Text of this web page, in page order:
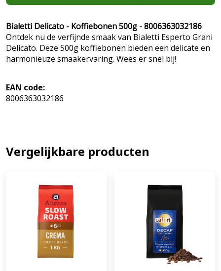
Bialetti Delicato - Koffiebonen 500g - 8006363032186
Ontdek nu de verfijnde smaak van Bialetti Esperto Grani
Delicato. Deze 500g koffiebonen bieden een delicate en
harmonieuze smaakervaring. Wees er snel bij!
EAN code:
8006363032186
Vergelijkbare producten